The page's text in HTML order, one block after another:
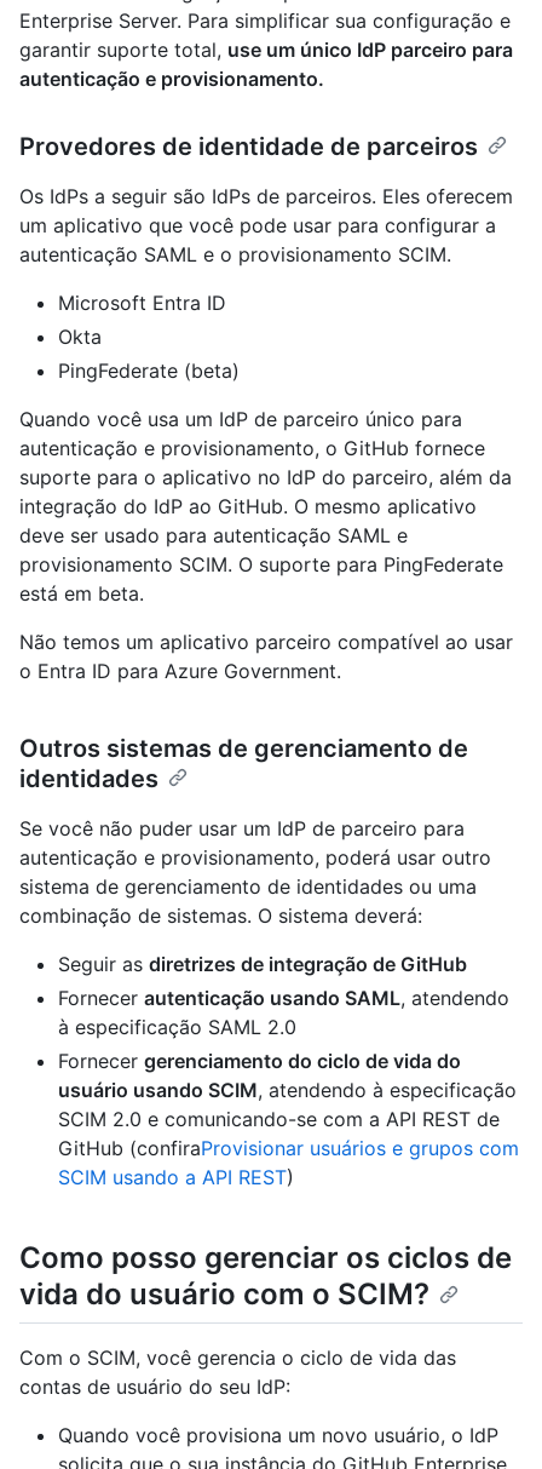
Enterprise Server. Para simplificar sua configuração e
garantir suporte total, use um único IdP parceiro para
autenticação e provisionamento.
Provedores de identidade de parceiros
Os IdPs a seguir são IdPs de parceiros. Eles oferecem
um aplicativo que você pode usar para configurar a
autenticação SAML e o provisionamento SCIM.
Microsoft Entra ID
Okta
PingFederate (beta)
Quando você usa um IdP de parceiro único para
autenticação e provisionamento, o GitHub fornece
suporte para o aplicativo no IdP do parceiro, além da
integração do IdP ao GitHub. O mesmo aplicativo
deve ser usado para autenticação SAML e
provisionamento SCIM. O suporte para PingFederate
está em beta.
Não temos um aplicativo parceiro compatível ao usar
o Entra ID para Azure Government.
Outros sistemas de gerenciamento de
identidades
Se você não puder usar um IdP de parceiro para
autenticação e provisionamento, poderá usar outro
sistema de gerenciamento de identidades ou uma
combinação de sistemas. O sistema deverá:
Seguir as diretrizes de integração de GitHub
Fornecer autenticação usando SAML, atendendo
à especificação SAML 2.0
Fornecer gerenciamento do ciclo de vida do
usuário usando SCIM, atendendo à especificação
SCIM 2.0 e comunicando-se com a API REST de
GitHub (confiraProvisionar usuários e grupos com
SCIM usando a API REST)
Como posso gerenciar os ciclos de
vida do usuário com o SCIM?
Com o SCIM, você gerencia o ciclo de vida das
contas de usuário do seu IdP:
Quando você provisiona um novo usuário, o IdP
solicita que o sua instância do GitHub Enterprise